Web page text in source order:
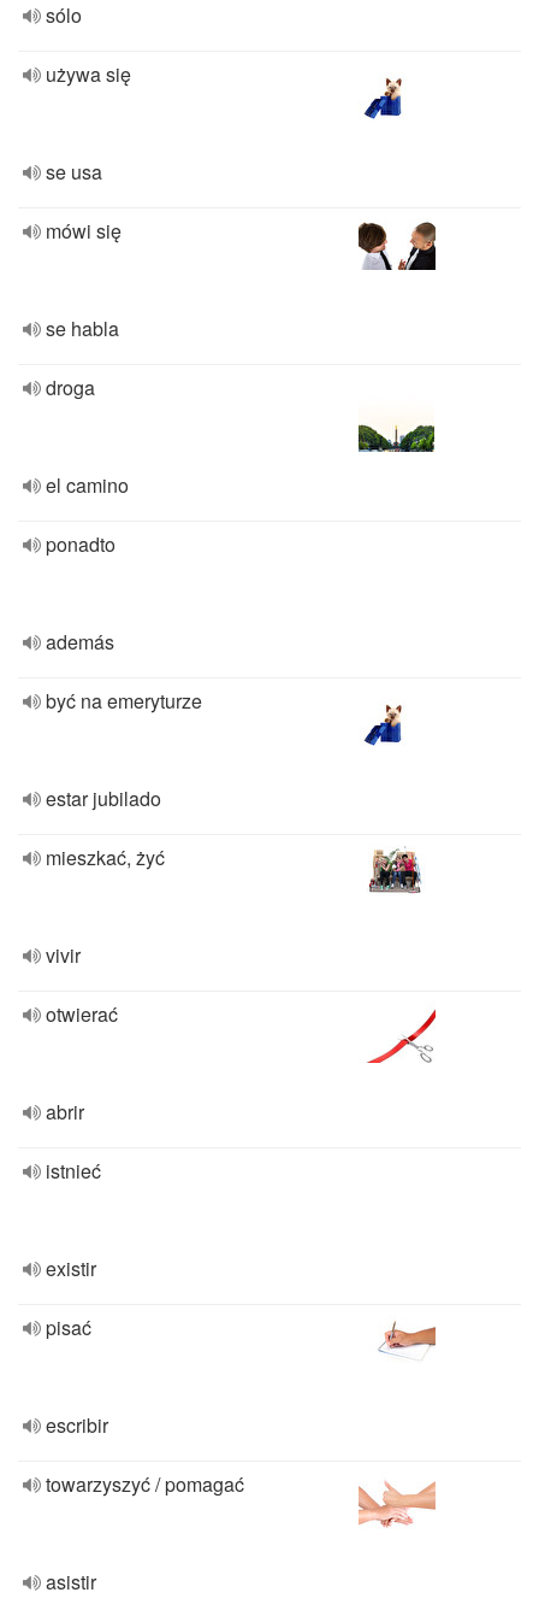
sólo
używa się
se usa
mówi się
se habla
droga
el camino
ponadto
además
być na emeryturze
estar jubilado
mieszkać, żyć
vivir
otwierać
abrir
istnieć
existir
pisać
escribir
towarzyszyć / pomagać
asistir